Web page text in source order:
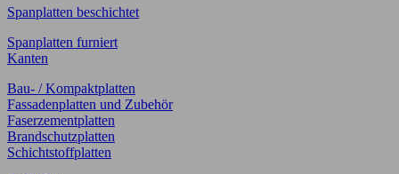
Spanplatten beschichtet
Spanplatten furniert
Kanten
Bau- / Kompaktplatten
Fassadenplatten und Zubehör
Faserzementplatten
Brandschutzplatten
Schichtstoffplatten